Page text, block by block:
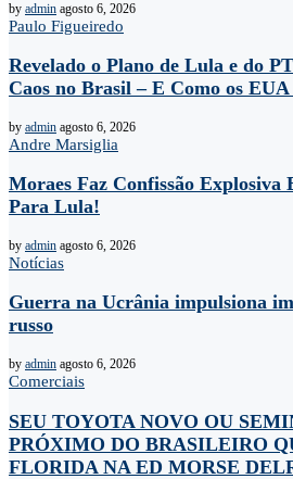
by admin agosto 6, 2026
Paulo Figueiredo
Revelado o Plano de Lula e do
Caos no Brasil – E Como os
by admin agosto 6, 2026
Andre Marsiglia
Moraes Faz Confissão Explosiva
Para Lula!
by admin agosto 6, 2026
Notícias
Guerra na Ucrânia impulsiona
russo
by admin agosto 6, 2026
Comerciais
SEU TOYOTA NOVO OU
PRÓXIMO DO BRASILEIRO
FLORIDA NA ED MORSE